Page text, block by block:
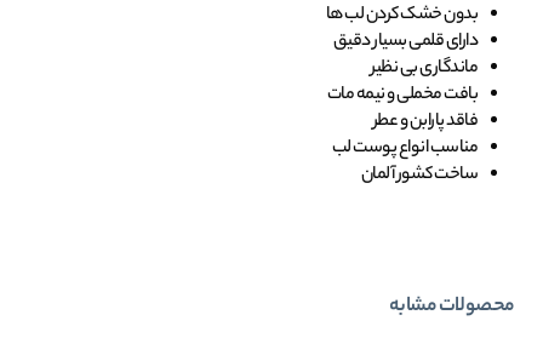
بدون خشک کردن لب ها
دارای قلمی بسیار دقیق
ماندگاری بی نظیر
بافت مخملی و نیمه مات
فاقد پارابن و عطر
مناسب انواع پوست لب
ساخت کشور آلمان
محصولات مشابه